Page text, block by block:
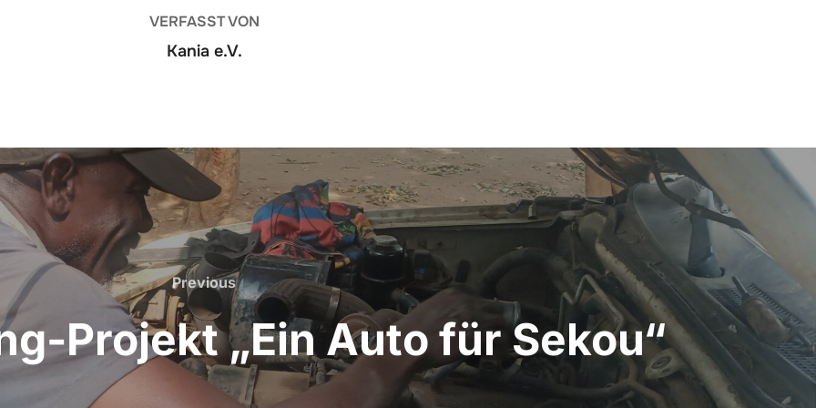
VERFASST VON
Kania e.V.
Previous
Previous
Projekt „Ein Auto für Sekou“